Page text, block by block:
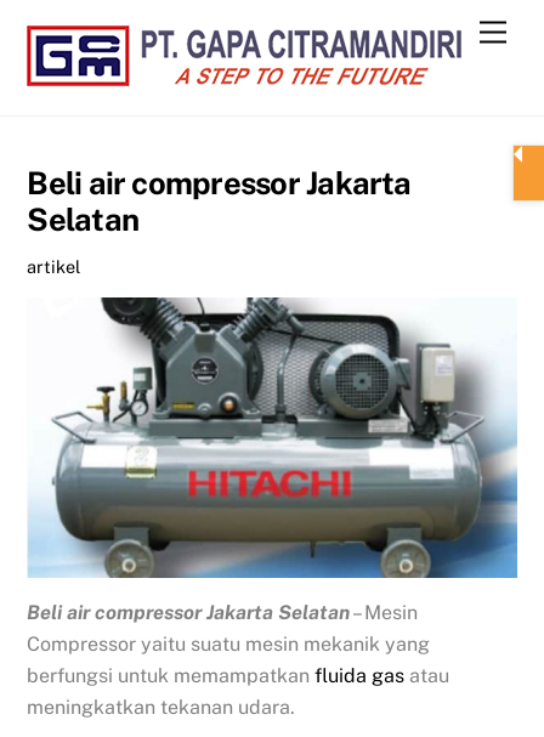
content
Beli air compressor Jakarta
Selatan
artikel
Beli air compressor Jakarta Selatan– Mesin
Compressor yaitu suatu mesin mekanik yang
berfungsi untuk memampatkanfluida gas atau
meningkatkan tekanan udara.